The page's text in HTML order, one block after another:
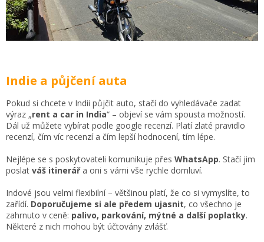
Indie a půjčení auta
Pokud si chcete v Indii půjčit auto, stačí do vyhledávače zadat
výraz „rent a car in India“ – objeví se vám spousta možností.
Dál už můžete vybírat podle google recenzí. Platí zlaté pravidlo
recenzí, čím víc recenzí a čím lepší hodnocení, tím lépe.
Nejlépe se s poskytovateli komunikuje přes WhatsApp. Stačí jim
poslat váš itinerářa oni s vámi vše rychle domluví.
Indové jsou velmi flexibilní – většinou platí, že co si vymyslíte, to
zařídí. Doporučujeme si ale předem ujasnit, co všechno je
zahrnuto v ceně: palivo, parkování, mýtné a další poplatky.
Některé z nich mohou být účtovány zvlášť.